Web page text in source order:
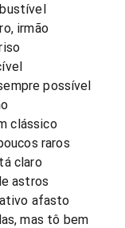
irmão
possível
clássico
raros
claro
astros
afasto
mas tô bem